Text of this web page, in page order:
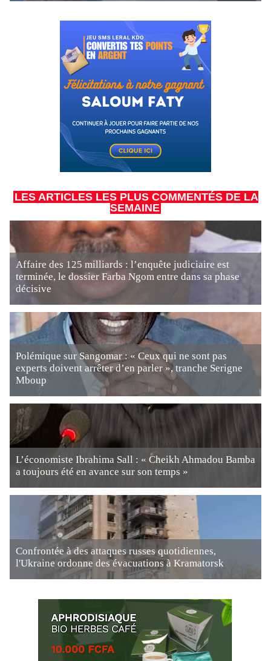
LES ARTICLES LES PLUS COMMENTÉS DE LA
SEMAINE
Affaire des 125 milliards : l’enquête judiciaire est
terminée, le dossier Farba Ngom entre dans sa phase
décisive
Polémique sur Sangomar : « Ceux qui ne sont pas
experts doivent arrêter d’en parler », tranche Serigne
Mboup
L’économiste Ibrahima Sall : « Cheikh Ahmadou Bamba
a toujours été en avance sur son temps »
Confrontée à des attaques russes quotidiennes,
l'Ukraine ordonne des évacuations à Kramatorsk